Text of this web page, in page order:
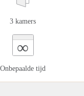
3 kamers
∞
Onbepaalde tijd